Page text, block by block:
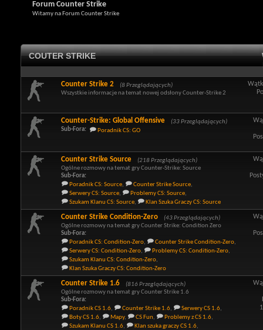
Forum Counter Strike
Witamy na Forum Counter Strike
COUTER STRIKE
Counter Strike 2
(8 Przeglądających)
Wszystkie informacje na temat nowej odsłony Counter-Strike 2
Counter-Strike: Global Offensive
(33 Przeglądających)
Sub-Fora:
Poradnik CS: GO
Counter Strike Source
(218 Przeglądających)
Ogólne rozmowy na temat gry Counter-Strike: Source
Sub-Fora:
Poradnik CS: Source, Counter Strike Source,
Serwery CS: Source, Problemy CS: Source,
Szukam Klanu CS: Source, Klan Szuka Graczy CS: Source
Counter Strike Condition-Zero
(43 Przeglądających)
Ogólne rozmowy na temat gry Counter Strike: Condition Zero
Sub-Fora:
Poradnik CS: Condition-Zero, Counter Strike Condition-Zero,
Serwery CS: Condition-Zero, Problemy CS: Condition-Zero,
Szukam Klanu CS: Condition-Zero,
Klan Szuka Graczy CS: Condition-Zero
Counter Strike 1.6
(816 Przeglądających)
Ogólne rozmowy na temat gry Counter Strike 1.6
Sub-Fora:
Poradnik CS 1.6, Counter Strike 1.6, Serwery CS 1.6,
Boty CS 1.6, Mapy, CS Fun, Problemy z CS 1.6,
Szukam Klanu CS 1.6, Klan szuka graczy CS 1.6,